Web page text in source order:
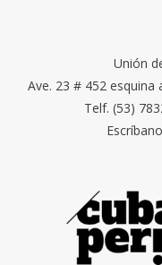
Unión
Ave. 23 # 452 esquina
Telf. (53)